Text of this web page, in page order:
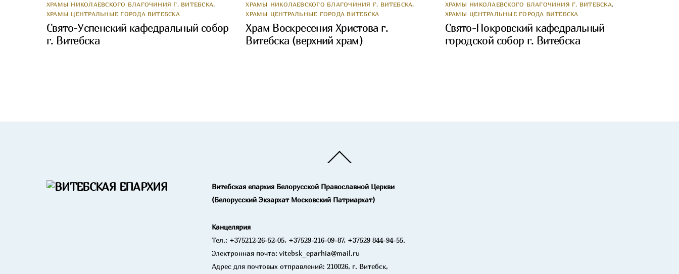
ХРАМЫ НИКОЛАЕВСКОГО БЛАГОЧИНИЯ Г. ВИТЕБСКА,
ХРАМЫ ЦЕНТРАЛЬНЫЕ ГОРОДА ВИТЕБСКА
Свято-Успенский кафедральный собор
г. Витебска
ХРАМЫ НИКОЛАЕВСКОГО БЛАГОЧИНИЯ Г. ВИТЕБСКА,
ХРАМЫ ЦЕНТРАЛЬНЫЕ ГОРОДА ВИТЕБСКА
Храм Воскресения Христова г.
Витебска (верхний храм)
ХРАМЫ НИКОЛАЕВСКОГО БЛАГОЧИНИЯ Г. ВИТЕБСКА,
ХРАМЫ ЦЕНТРАЛЬНЫЕ ГОРОДА ВИТЕБСКА
Свято-Покровский кафедральный
городской собор г. Витебска
To
Витебская епархия Белорусской Православной Церкви
(Белорусский Экзархат Московский Патриархат)
Канцелярия
Тел.: +375212-26-52-05, +37529-216-09-87, +37529 844-94-55.
Электронная почта: vitebsk_eparhia@mail.ru
Адрес для почтовых отправлений: 210026, г. Витебск,